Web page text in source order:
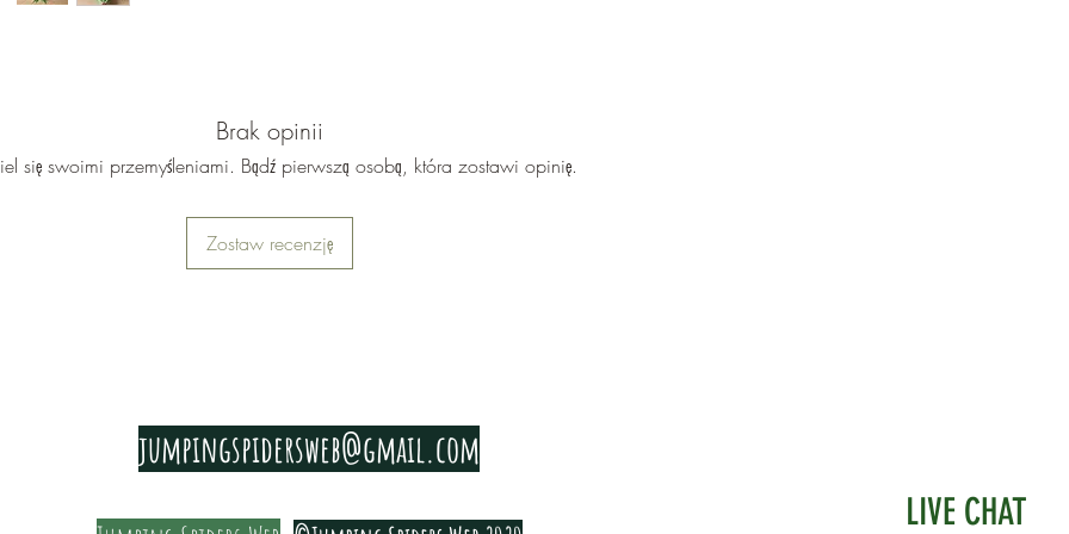
Brak opinii
się swoimi przemyśleniami. Bądź pierwszą osobą, która zostawi opinię.
Zostaw recenzję
LIVE CHAT
jumpingspidersweb@gmail.com